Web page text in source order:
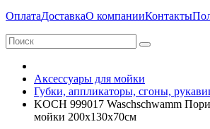
ОплатаДоставкаО компанииКонтакты
Аксессуары для мойки
Губки, аппликаторы, сгоны,
KOCH 999017 Waschschwamm
мойки 200х130х70см